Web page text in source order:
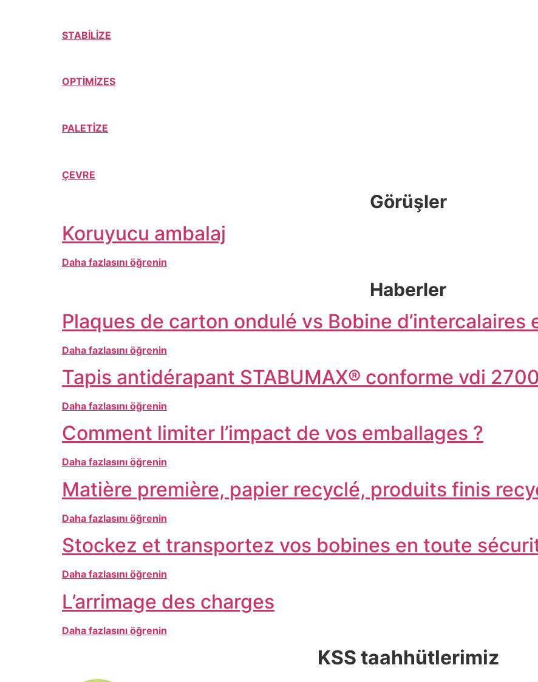
STABİLİZE
OPTİMİZES
PALETİZE
ÇEVRE
Görüşler
Koruyucu ambalaj
Daha fazlasını öğrenin
Haberler
Plaques de carton ondulé vs Bobine
Daha fazlasını öğrenin
Tapis antidérapant STABUMAX® conforme vdi 2700
Daha fazlasını öğrenin
Comment limiter l’impact de vos emballages ?
Daha fazlasını öğrenin
Matière première, papier recyclé, produits finis
Daha fazlasını öğrenin
Stockez et transportez vos bobines en toute
Daha fazlasını öğrenin
L’arrimage des charges
Daha fazlasını öğrenin
KSS taahhütlerimiz